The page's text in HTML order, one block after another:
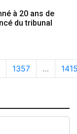
à 20 ans de
du tribunal
1357 …